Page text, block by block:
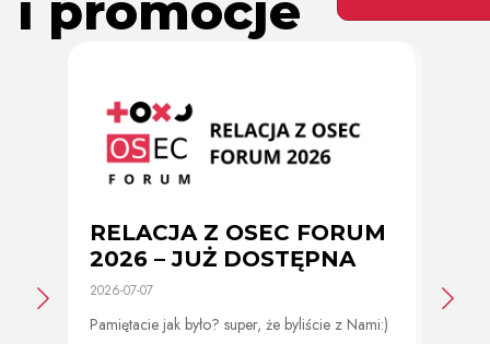
RELACJA Z OSEC FORUM
2026 – JUŻ DOSTĘPNA
2026-07-07
Pamiętacie jak było? super, że byliście z Nami:)
2026-